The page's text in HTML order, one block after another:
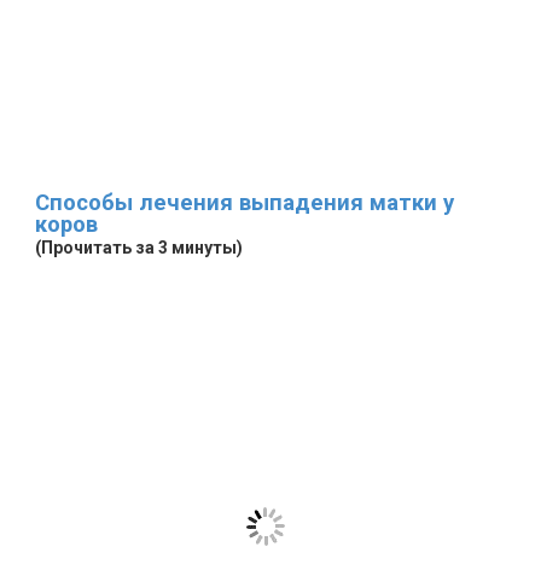
Способы лечения выпадения матки у
коров
(Прочитать за 3 минуты)